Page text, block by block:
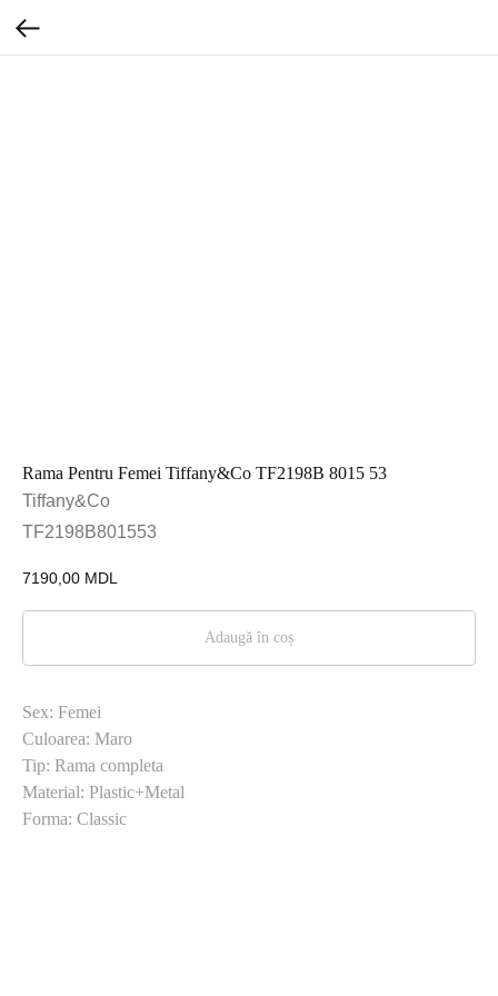
Rama Pentru Femei Tiffany&Co TF2198B 8015 53
Tiffany&Co
TF2198B801553
7190,00 MDL
Adaugă în coș
Sex: Femei
Culoarea: Maro
Tip: Rama completa
Material: Plastic+Metal
Forma: Classic